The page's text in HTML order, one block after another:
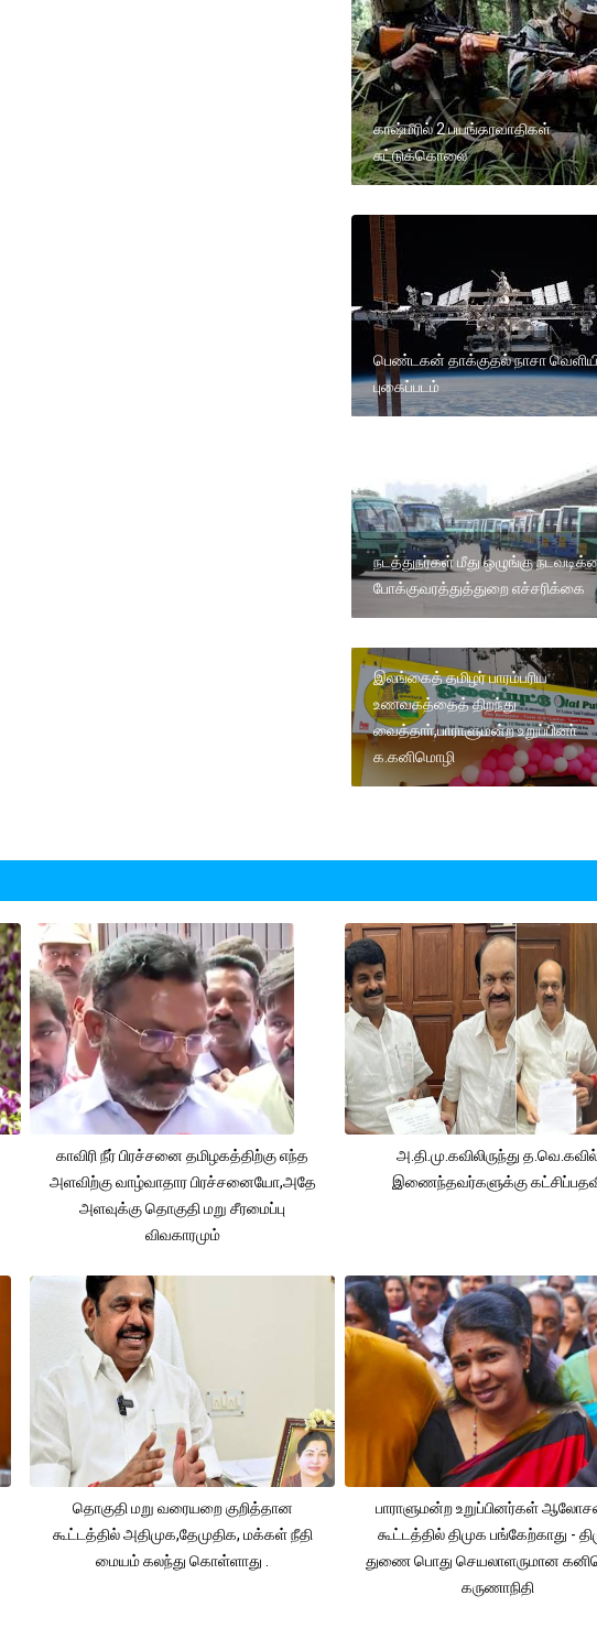
காஷ்மீரில் 2 பயங்கரவாதிகள்
சுட்டுக்கொலை
பெண்டகன் தாக்குதல் நாசா
புகைப்படம்
நடத்துநர்கள் மீது ஒழுங்கு
போக்குவரத்துத்துறை எச்சரிக்கை
இலங்கைத் தமிழர் பாரம்பரிய
உணவகத்தைத் திறந்து
வைத்தாா்,பாராளுமன்ற உறுப்பினா்
க.கனிமொழி
காவிரி நீர் பிரச்சனை தமிழகத்திற்கு எந்த
அளவிற்கு வாழ்வாதார பிரச்சனையோ,அதே
அளவுக்கு தொகுதி மறு சீரமைப்பு
விவகாரமும்
அ.தி.மு.கவிலிருந்து
இணைந்தவர்களுக்கு
தொகுதி மறு வரையறை குறித்தான
கூட்டத்தில் அதிமுக,தேமுதிக, மக்கள் நீதி
மையம் கலந்து கொள்ளாது .
பாராளுமன்ற உறுப்பினர்கள்
கூட்டத்தில் திமுக பங்கேற்காது -
துணை பொது செயலாளருமான
கருணாநிதி